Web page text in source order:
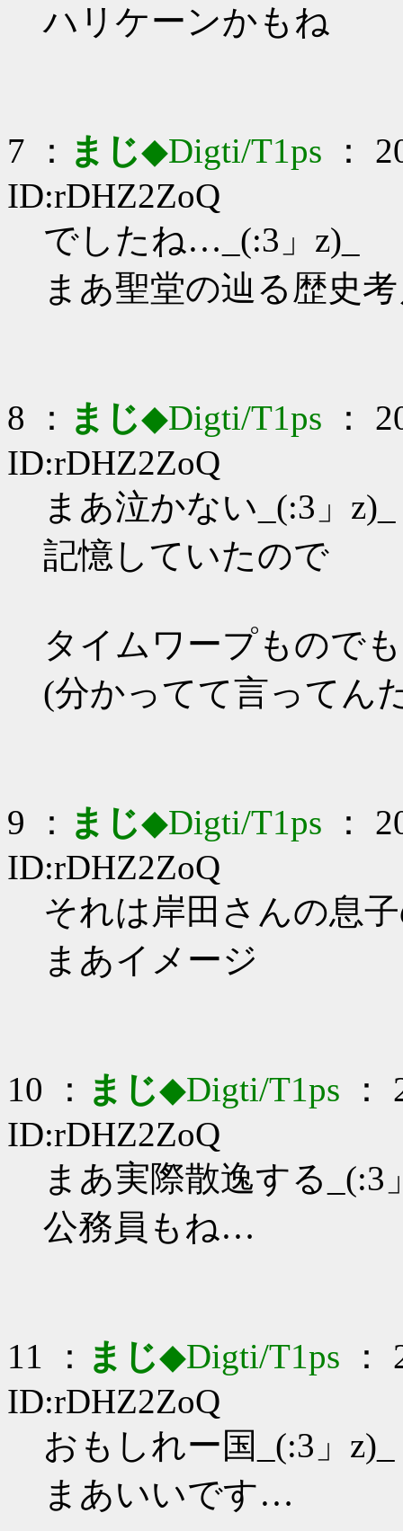
ハリケーンかもね
7 ： まじ◆Digti/T1ps ：
ID:rDHZ2ZoQ
でしたね…_(:3」z)_
まあ聖堂の辿る歴史
8 ： まじ◆Digti/T1ps ：
ID:rDHZ2ZoQ
まあ泣かない_(:3」z)_
記憶していたので
タイムワープもので
(分かってて言ってん
9 ： まじ◆Digti/T1ps ：
ID:rDHZ2ZoQ
それは岸田さんの息
まあイメージ
10 ： まじ◆Digti/T1ps ：
ID:rDHZ2ZoQ
まあ実際散逸する_(:3
公務員もね…
11 ： まじ◆Digti/T1ps ：
ID:rDHZ2ZoQ
おもしれー国_(:3」z)_
まあいいです…